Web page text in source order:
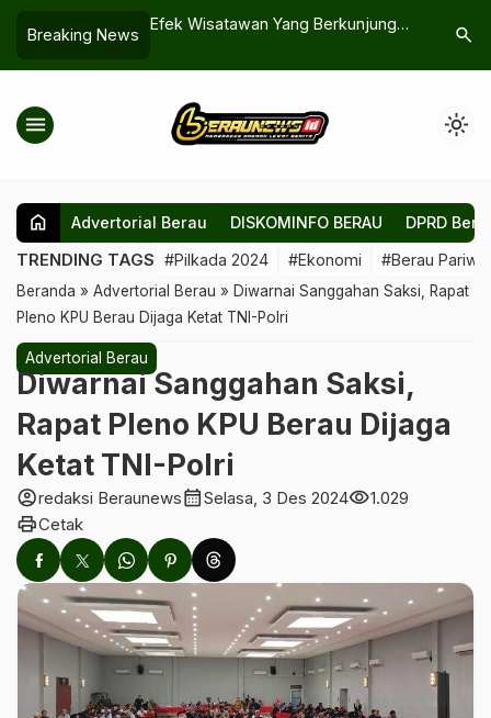
Breaking News
Partai Terkenal
‎Efek Wisatawan Yang Berkunjung
Mencapai Target
Turap
search
menu light_mode
home Advertorial Berau DISKOMINFO BERAU DPRD
TRENDING TAGS #Pilkada 2024 #Ekonomi #Berau
Beranda » Advertorial Berau » Diwarnai Sanggahan Saksi, Rapat
Pleno KPU Berau Dijaga Ketat TNI-Polri
Advertorial Berau
Diwarnai Sanggahan Saksi,
Rapat Pleno KPU Berau Dijaga
Ketat TNI-Polri
account_circleredaksi Beraunewscalendar_monthSelasa, 3 Des 2024visibility1.029
printCetak